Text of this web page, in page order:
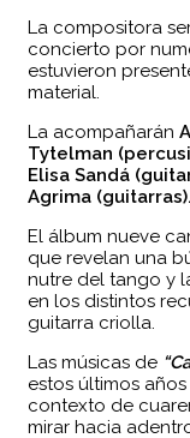
La compositora
concierto por
estuvieron
material.
La acompañarán
Tytelman
Elisa Sandá
Agrima (guitarras).
El álbum nueve
que revelan una
nutre del tango y
en los distintos
guitarra criolla.
Las músicas de
estos últimos
contexto de
mirar hacia